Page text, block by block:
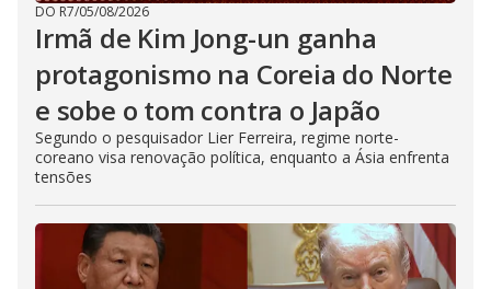
DO R7/05/08/2026
Irmã de Kim Jong-un ganha
protagonismo na Coreia do Norte
e sobe o tom contra o Japão
Segundo o pesquisador Lier Ferreira, regime norte-
coreano visa renovação política, enquanto a Ásia enfrenta
tensões